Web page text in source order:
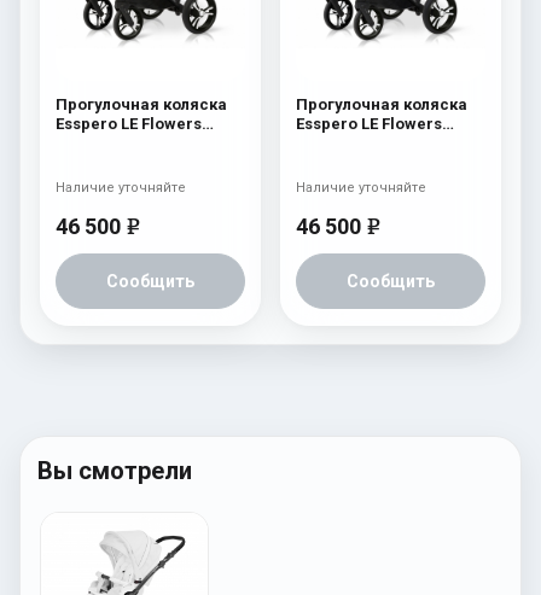
Прогулочная коляска
Esspero LE Flowers
46 500 e
Сообщить
Наличие уточняйте
Прогулочная коляска
Esspero LE Flowers
46 500 e
Сообщить
Наличие уточняйте
Вы смотрели